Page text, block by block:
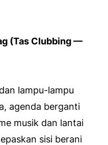
(Tas Clubbing —
lampu-lampu
agenda berganti
musik dan lantai
sisi berani